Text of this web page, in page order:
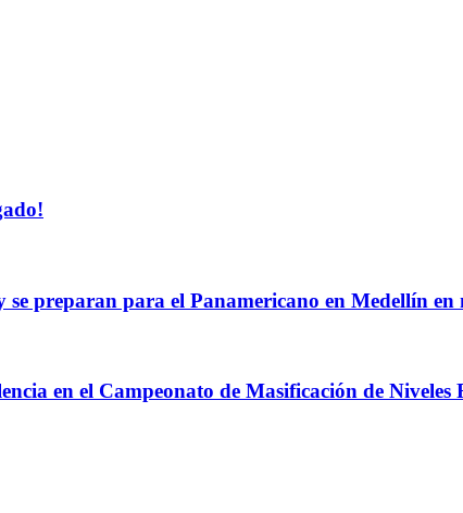
preparan para el Panamericano en Medellín en
en el Campeonato de Masificación de Niveles